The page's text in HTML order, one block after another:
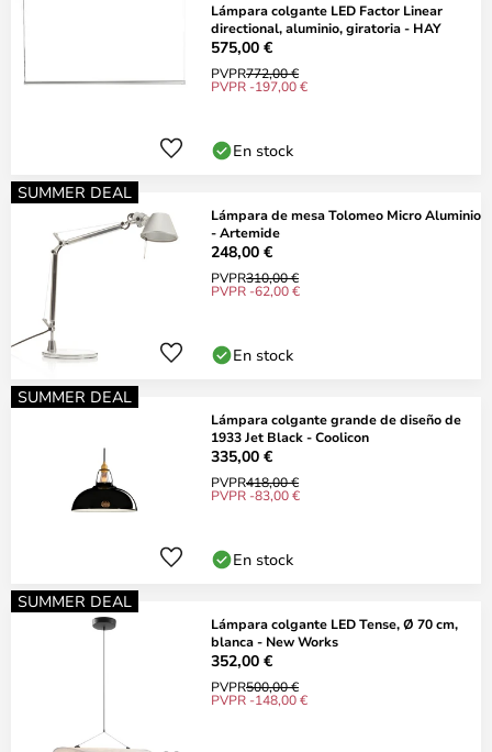
Lámpara colgante LED Factor Linear
directional, aluminio, giratoria - HAY
575,00 €
PVPR772,00 €
PVPR -197,00 €
En stock
SUMMER DEAL
Lámpara de mesa Tolomeo Micro Aluminio
- Artemide
248,00 €
PVPR310,00 €
PVPR -62,00 €
En stock
SUMMER DEAL
Lámpara colgante grande de diseño de
1933 Jet Black - Coolicon
335,00 €
PVPR418,00 €
PVPR -83,00 €
En stock
SUMMER DEAL
Lámpara colgante LED Tense, Ø 70 cm,
blanca - New Works
352,00 €
PVPR500,00 €
PVPR -148,00 €